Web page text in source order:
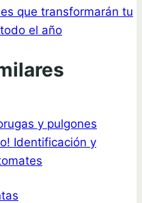
que transformarán tu
el año